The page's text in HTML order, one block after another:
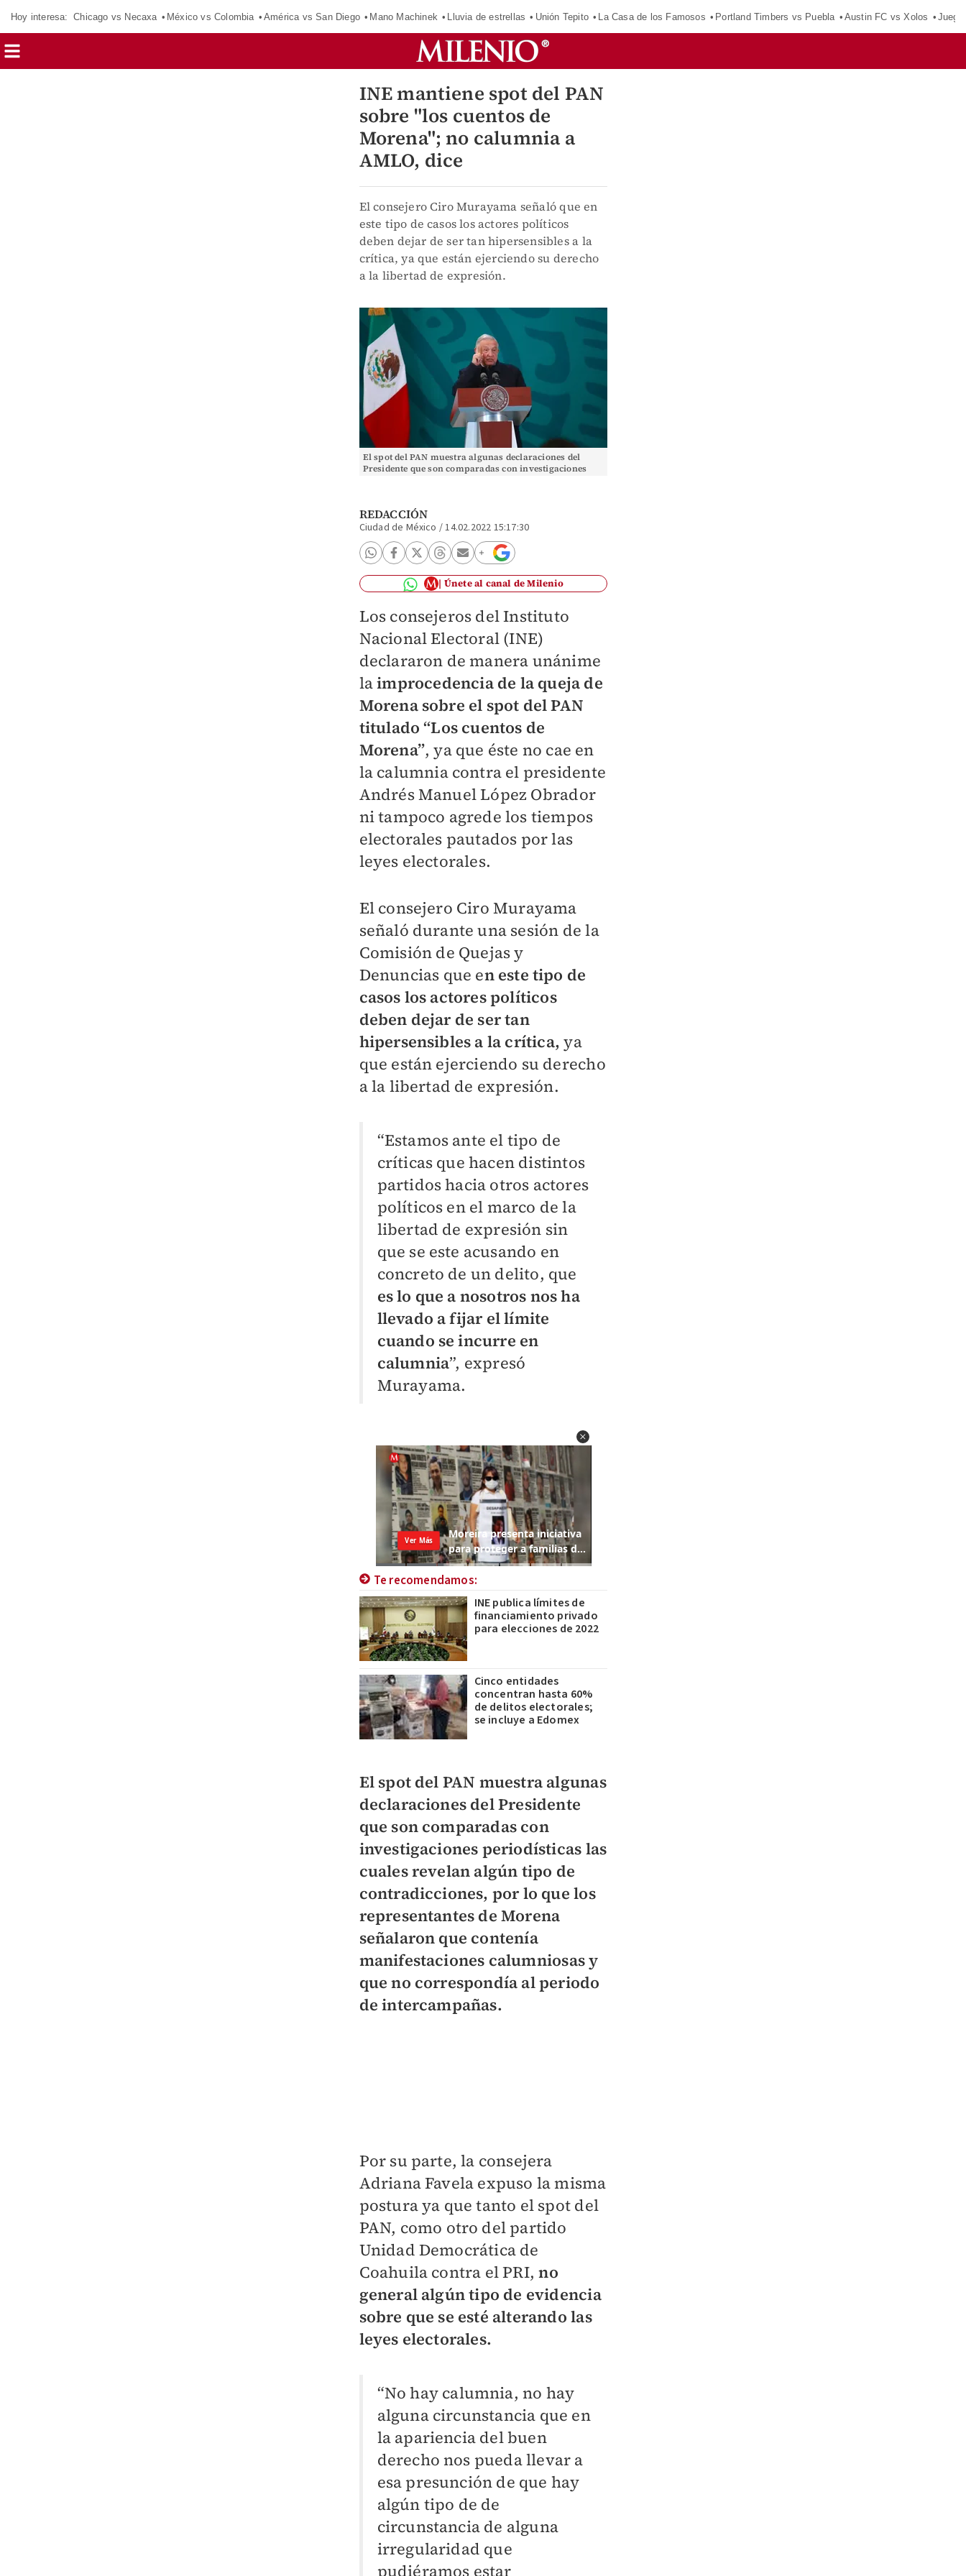
Hoy interesa: Chicago vs Necaxa México vs Colombia América vs San Diego Mano Machinek Lluvia de estrellas Unión Tepito La Casa de los Famosos Portland Timbers vs Puebla Austin FC vs Xolos
INE mantiene spot del PAN
sobre "los cuentos de
Morena"; no calumnia a
AMLO, dice
El consejero Ciro Murayama señaló que en
este tipo de casos los actores políticos
deben dejar de ser tan hipersensibles a la
crítica, ya que están ejerciendo su derecho
a la libertad de expresión.
El spot del PAN muestra algunas declaraciones del
Presidente que son comparadas con investigaciones
REDACCIÓN
Ciudad de México /14.02.2022 15:17:30
Únete al canal de Milenio
Los consejeros del Instituto
Nacional Electoral (INE)
declararon de manera unánime
laimprocedencia de la queja de
Morena sobre el spot del PAN
titulado “Los cuentos de
Morena”, ya que éste no cae en
la calumnia contra el presidente
Andrés Manuel López Obrador
ni tampoco agrede los tiempos
electorales pautados por las
leyes electorales.
El consejero Ciro Murayama
señaló durante una sesión de la
Comisión de Quejas y
Denuncias que en este tipo de
casos los actores políticos
deben dejar de ser tan
hipersensibles a la crítica,ya
que están ejerciendo su derecho
a la libertad de expresión.
“Estamos ante el tipo de
críticas que hacen distintos
partidos hacia otros actores
políticos en el marco de la
libertad de expresión sin
que se este acusando en
concreto de un delito, que
es lo que a nosotros nos ha
llevado a fijar el límite
cuando se incurre en
calumnia”, expresó
Murayama.
Te recomendamos:
INE publica límites de
financiamiento privado
para elecciones de 2022
Cinco entidades
concentran hasta 60%
de delitos electorales;
se incluye a Edomex
El spot del PAN muestra algunas
declaraciones del Presidente
que son comparadas con
investigaciones periodísticas las
cuales revelan algún tipo de
contradicciones, por lo que los
representantes de Morena
señalaron que contenía
manifestaciones calumniosas y
que no correspondía al periodo
de intercampañas.
Por su parte, la consejera
Adriana Favela expuso la misma
postura ya que tanto el spot del
PAN, como otro del partido
Unidad Democrática de
Coahuila contra el PRI, no
general algún tipo de evidencia
sobre que se esté alterando las
leyes electorales.
“No hay calumnia, no hay
alguna circunstancia que en
la apariencia del buen
derecho nos pueda llevar a
esa presunción de que hay
algún tipo de de
circunstancia de alguna
irregularidad que
pudiéramos estar